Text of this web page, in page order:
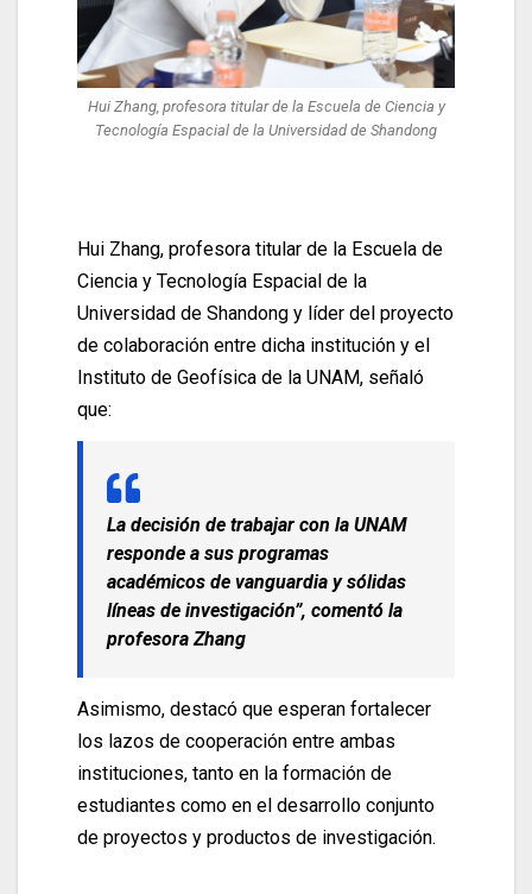
Hui Zhang, profesora titular de la Escuela de Ciencia y
Tecnología Espacial de la Universidad de Shandong
Hui Zhang, profesora titular de la Escuela de
Ciencia y Tecnología Espacial de la
Universidad de Shandong y líder del proyecto
de colaboración entre dicha institución y el
Instituto de Geofísica de la UNAM, señaló
que:
La decisión de trabajar con la UNAM
responde a sus programas
académicos de vanguardia y sólidas
líneas de investigación”, comentó la
profesora Zhang
Asimismo, destacó que esperan fortalecer
los lazos de cooperación entre ambas
instituciones, tanto en la formación de
estudiantes como en el desarrollo conjunto
de proyectos y productos de investigación.